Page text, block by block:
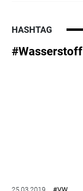
HASHTAG
#Wasserstoff
25.03.2019 #VW